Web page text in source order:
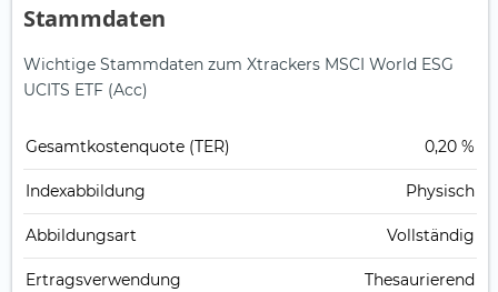
Stammdaten
Wichtige Stammdaten zum Xtrackers MSCI World ESG
UCITS ETF (Acc)
Gesamt­kosten­quote (TER) 0,20 %
Index­abbildung Physisch
Abbildungs­art Vollständig
Ertrags­verwendung Thesaurierend